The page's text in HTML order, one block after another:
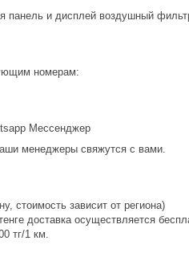
панель и дисплей воздушный
номерам:
Мессенджер
менеджеры свяжутся с вами.
стоимость зависит от региона)
доставка осуществляется
тг/1 км.